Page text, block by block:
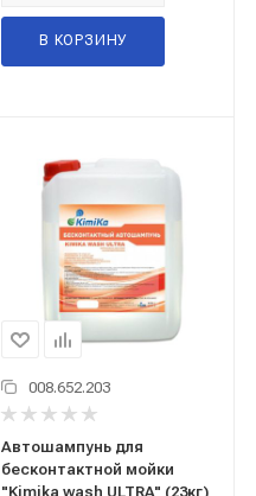
В КОРЗИНУ
008.652.203
Автошампунь для
бесконтактной мойки
"Kimika wash ULTRA" (23кг)